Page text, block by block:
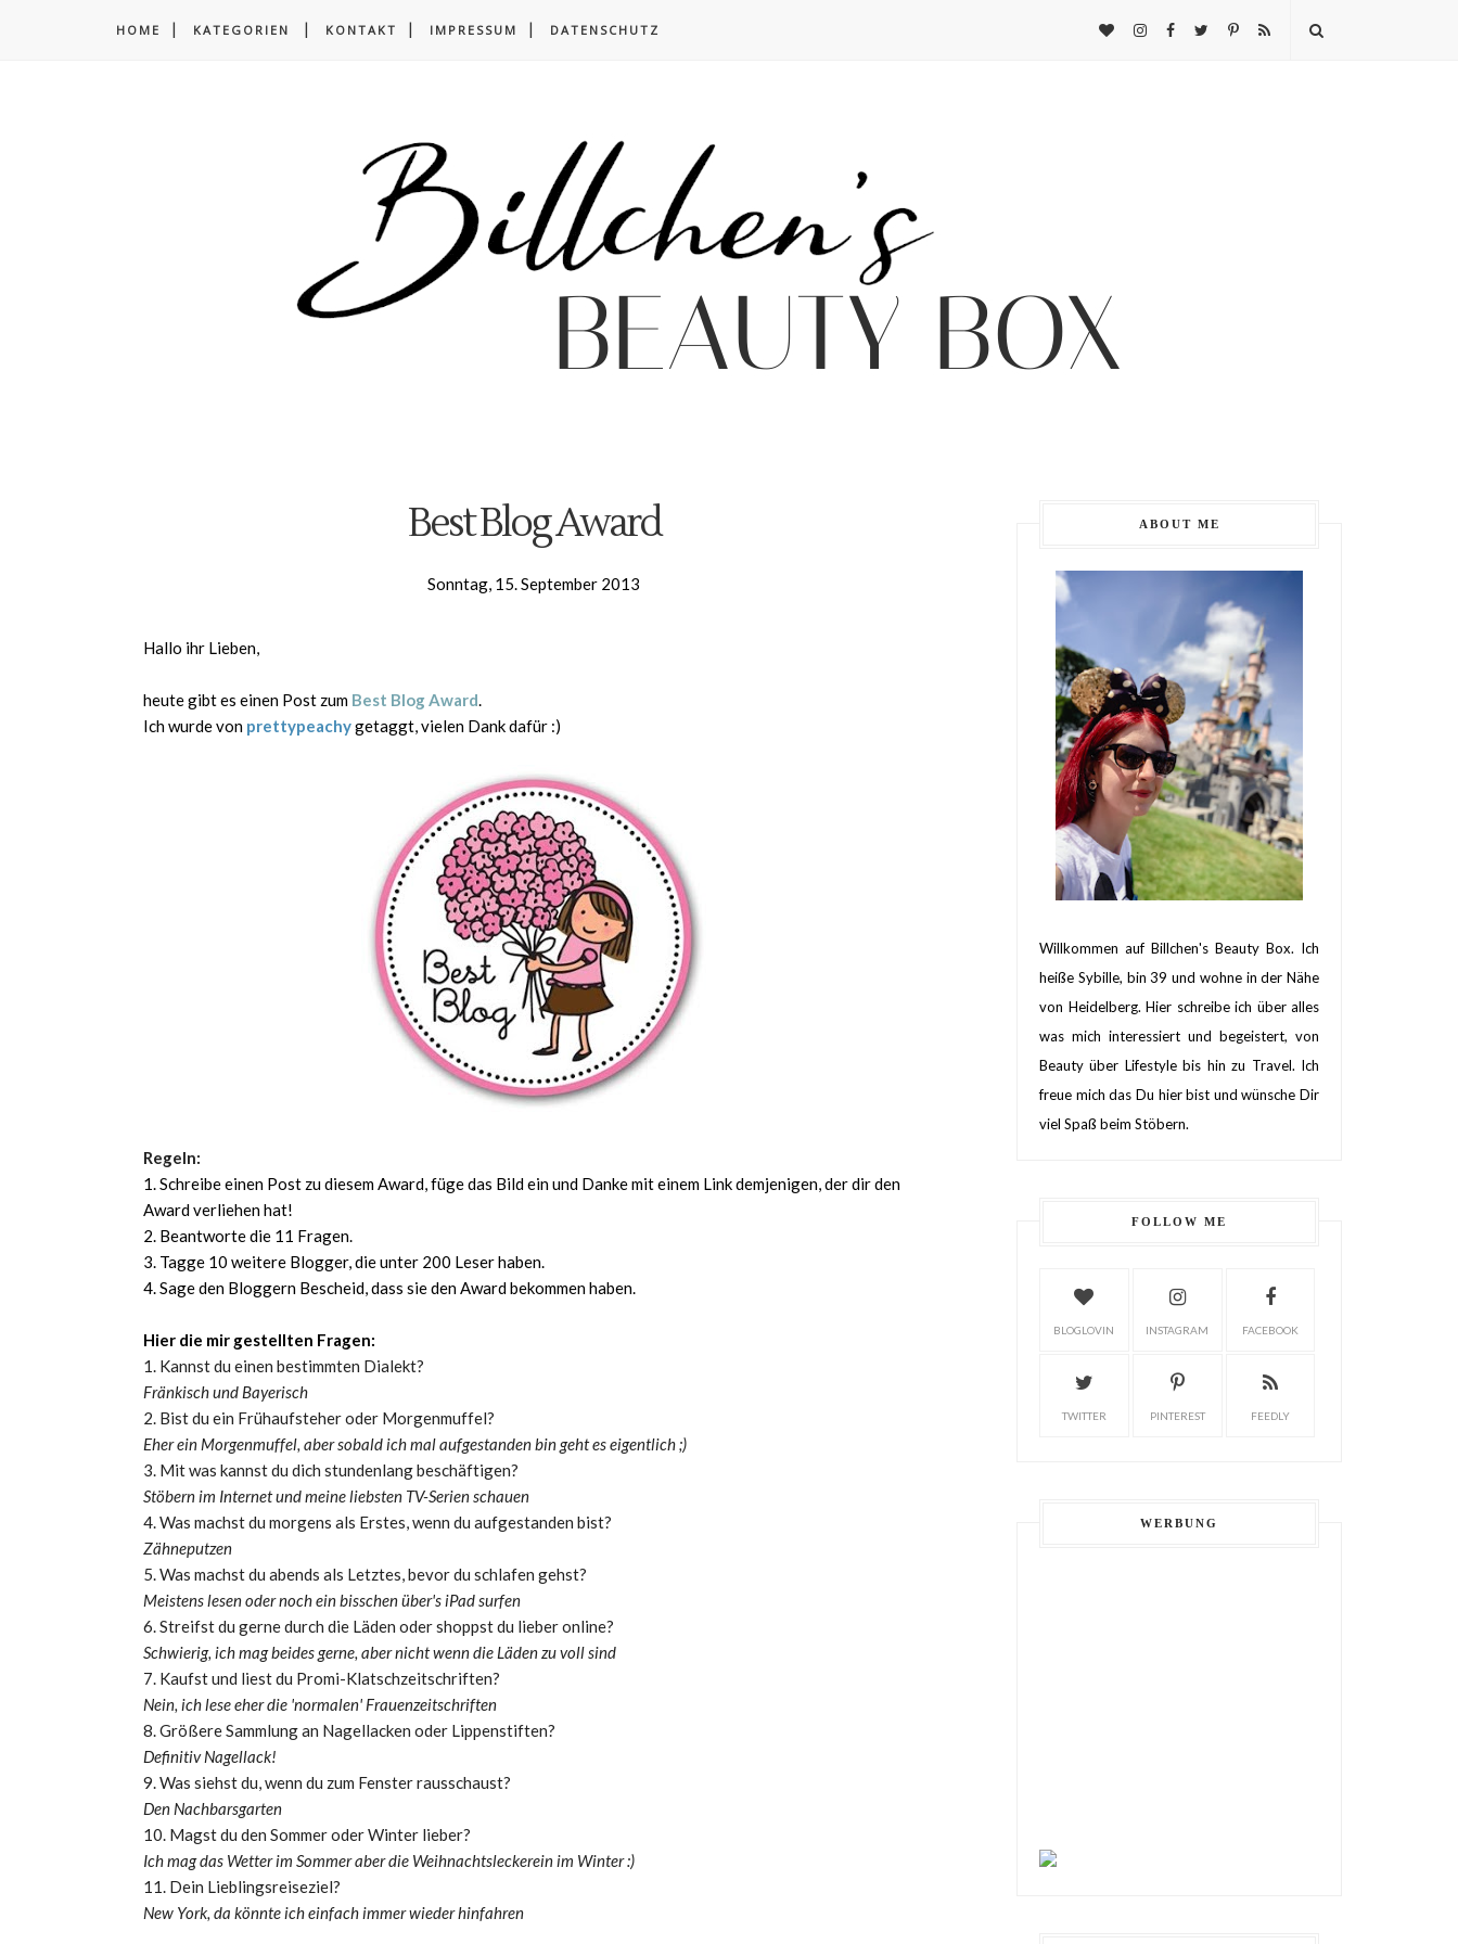
HOME KATEGORIEN KONTAKT IMPRESSUM DATENSCHUTZ
Best Blog Award
Sonntag, 15. September 2013
Hallo ihr Lieben,
heute gibt es einen Post zum Best Blog Award.
Ich wurde von prettypeachygetaggt, vielen Dank dafür :)
Regeln:
1. Schreibe einen Post zu diesem Award, füge das Bild ein und Danke mit einem Link demjenigen, der dir den
Award verliehen hat!
2. Beantworte die 11 Fragen.
3. Tagge 10 weitere Blogger, die unter 200 Leser haben.
4. Sage den Bloggern Bescheid, dass sie den Award bekommen haben.
Hier die mir gestellten Fragen:
1. Kannst du einen bestimmten Dialekt?
Fränkisch und Bayerisch
2. Bist du ein Frühaufsteher oder Morgenmuffel?
Eher ein Morgenmuffel, aber sobald ich mal aufgestanden bin geht es eigentlich ;)
3. Mit was kannst du dich stundenlang beschäftigen?
Stöbern im Internet und meine liebsten TV-Serien schauen
4. Was machst du morgens als Erstes, wenn du aufgestanden bist?
Zähneputzen
5. Was machst du abends als Letztes, bevor du schlafen gehst?
Meistens lesen oder noch ein bisschen über's iPad surfen
6. Streifst du gerne durch die Läden oder shoppst du lieber online?
Schwierig, ich mag beides gerne, aber nicht wenn die Läden zu voll sind
7. Kaufst und liest du Promi-Klatschzeitschriften?
Nein, ich lese eher die 'normalen' Frauenzeitschriften
8. Größere Sammlung an Nagellacken oder Lippenstiften?
Definitiv Nagellack!
9. Was siehst du, wenn du zum Fenster rausschaust?
Den Nachbarsgarten
10. Magst du den Sommer oder Winter lieber?
Ich mag das Wetter im Sommer aber die Weihnachtsleckerein im Winter :)
11. Dein Lieblingsreiseziel?
New York, da könnte ich einfach immer wieder hinfahren
ABOUT ME
Willkommen auf Billchen's Beauty Box. Ich
heiße Sybille, bin 39 und wohne in der Nähe
von Heidelberg. Hier schreibe ich über alles
was mich interessiert und begeistert, von
Beauty über Lifestyle bis hin zu Travel. Ich
freue mich das Du hier bist und wünsche Dir
viel Spaß beim Stöbern.
FOLLOW ME
BLOGLOVIN INSTAGRAM FACEBOOK
TWITTER PINTEREST FEEDLY
WERBUNG